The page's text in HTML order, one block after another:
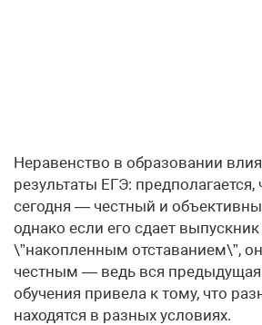
Неравенство в образовании
результаты ЕГЭ: предполагается,
сегодня — честный и
однако если его сдает
\”накопленным отставанием\”,
честным — ведь вся предыдущая
обучения привела к тому, что
находятся в разных условиях.